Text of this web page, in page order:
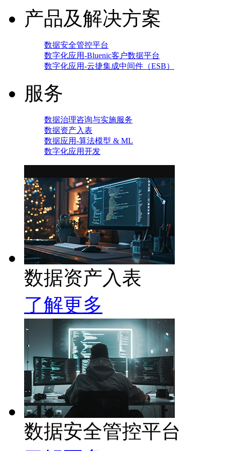
产品及解决方案
数据安全管控平台
数字化应用-Bluenic客户数据平台
数字化应用-云捷集成中间件（ESB）
服务
数据治理咨询与实施服务
数据资产入表
数据应用-算法模型 & ML
数字化应用开发
数据资产入表
了解更多
数据安全管控平台